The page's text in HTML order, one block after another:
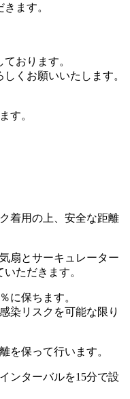
ます。
おります。
くお願いいたします。
す。
着用の上、安全な距離
扇とサーキュレーター
ただきます。
に保ちます。
染リスクを可能な限り
を保って行います。
ンターバルを15分で設